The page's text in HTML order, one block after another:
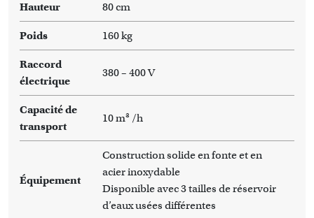
Hauteur 80 cm
Poids 160 kg
Raccord
électrique
380 – 400 V
Capacité de
transport
10 m³ /h
Équipement
Construction solide en fonte et en
acier inoxydable
Disponible avec 3 tailles de réservoir
d’eaux usées différentes